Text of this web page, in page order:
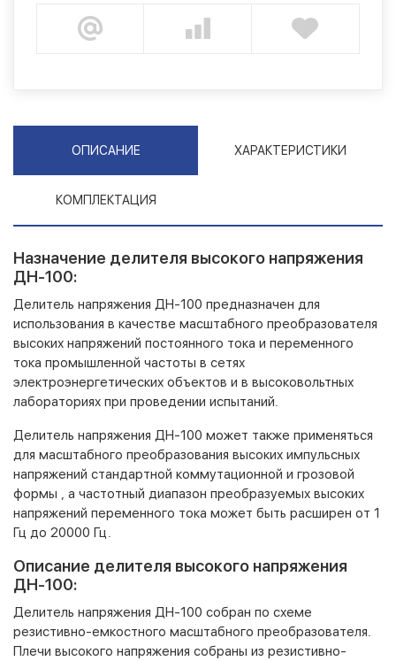
ОПИСАНИЕ ХАРАКТЕРИСТИКИ
КОМПЛЕКТАЦИЯ
Назначение делителя высокого напряжения
ДН-100:
Делитель напряжения ДН-100 предназначен для
использования в качестве масштабного преобразователя
высоких напряжений постоянного тока и переменного
тока промышленной частоты в сетях
электроэнергетических объектов и в высоковольтных
лабораториях при проведении испытаний.
Делитель напряжения ДН-100 может также применяться
для масштабного преобразования высоких импульсных
напряжений стандартной коммутационной и грозовой
формы , а частотный диапазон преобразуемых высоких
напряжений переменного тока может быть расширен от 1
Гц до 20000 Гц.
Описание делителя высокого напряжения
ДН-100:
Делитель напряжения ДН-100 собран по схеме
резистивно-емкостного масштабного преобразователя.
Плечи высокого напряжения собраны из резистивно-